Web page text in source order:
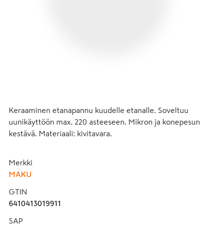
Keraaminen etanapannu kuudelle etanalle. Soveltuu
uunikäyttöön max. 220 asteeseen. Mikron ja konepesun
kestävä. Materiaali: kivitavara.
Merkki
MAKU
GTIN
6410413019911
SAP